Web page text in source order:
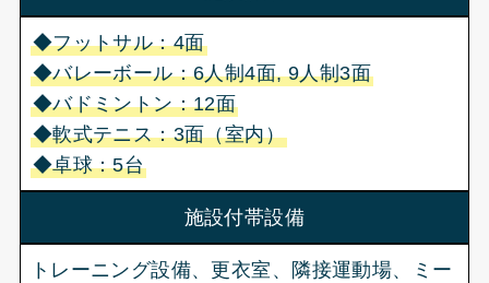
◆フットサル：4面
◆バレーボール：6人制4面, 9人制3面
◆バドミントン：12面
◆軟式テニス：3面（室内）
◆卓球：5台
施設付帯設備
トレーニング設備、更衣室、隣接運動場、ミー